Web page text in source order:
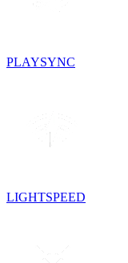
PLAYSYNC
LIGHTSPEED